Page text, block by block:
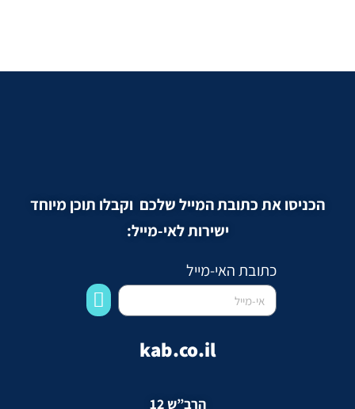
הכניסו את כתובת המייל שלכם וקבלו תוכן מיוחד
ישירות לאי-מייל:
כתובת האי-מייל
kab.co.il
הרב”ש 12